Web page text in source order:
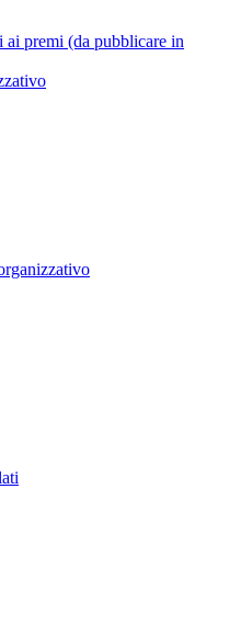
ai premi (da pubblicare in